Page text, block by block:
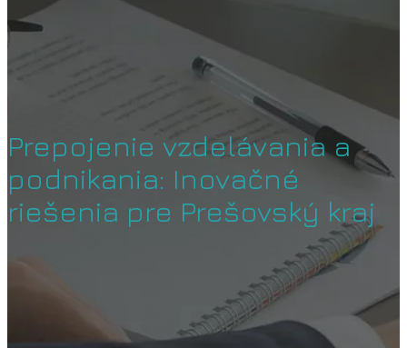
Prepojenie vzdelávania a
podnikania: Inovačné
riešenia pre Prešovský kraj